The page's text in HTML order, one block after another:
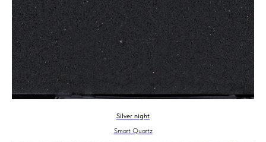
Silver night
Smart Quartz